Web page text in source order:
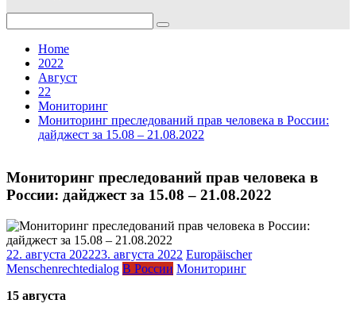
for:
Home
2022
Август
22
Мониторинг
Мониторинг преследований прав человека в России:
дайджест за 15.08 – 21.08.2022
Мониторинг преследований прав человека в
России: дайджест за 15.08 – 21.08.2022
22. августа 202223. августа 2022 Europäischer
Menschenrechtedialog В России Мониторинг
15 августа